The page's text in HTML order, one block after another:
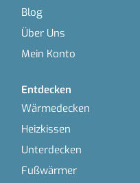
Blog
Über Uns
Mein Konto
Entdecken
Wärmedecken
Heizkissen
Unterdecken
Fußwärmer